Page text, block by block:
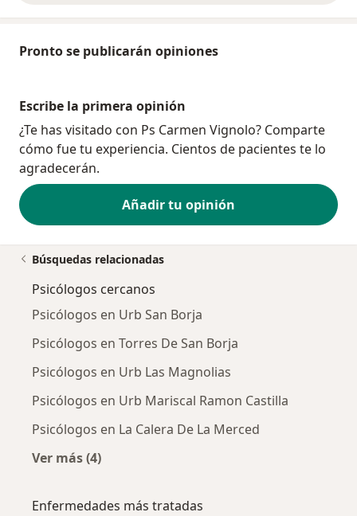
Pronto se publicarán opiniones
Escribe la primera opinión
¿Te has visitado con Ps Carmen Vignolo? Comparte
cómo fue tu experiencia. Cientos de pacientes te lo
agradecerán.
Añadir tu opinión
Búsquedas relacionadas
Psicólogos cercanos
Psicólogos en Urb San Borja
Psicólogos en Torres De San Borja
Psicólogos en Urb Las Magnolias
Psicólogos en Urb Mariscal Ramon Castilla
Psicólogos en La Calera De La Merced
Ver más (4)
Enfermedades más tratadas